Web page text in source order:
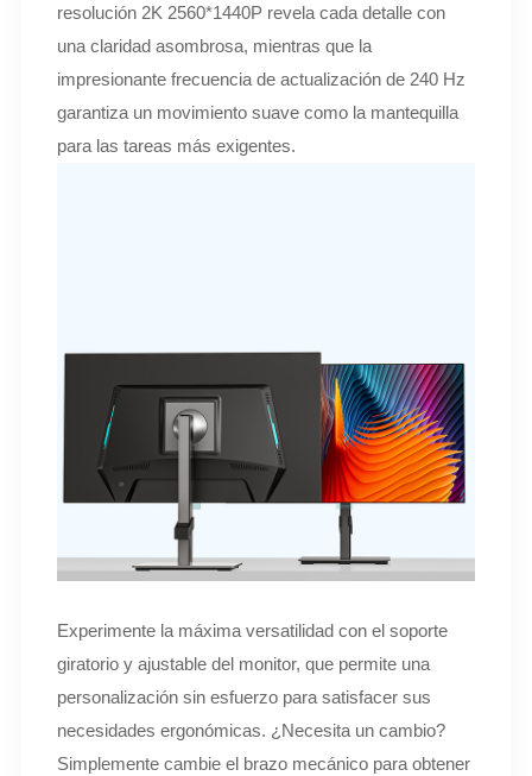
resolución 2K 2560*1440P revela cada detalle con
una claridad asombrosa, mientras que la
impresionante frecuencia de actualización de 240 Hz
garantiza un movimiento suave como la mantequilla
para las tareas más exigentes.
Experimente la máxima versatilidad con el soporte
giratorio y ajustable del monitor, que permite una
personalización sin esfuerzo para satisfacer sus
necesidades ergonómicas. ¿Necesita un cambio?
Simplemente cambie el brazo mecánico para obtener